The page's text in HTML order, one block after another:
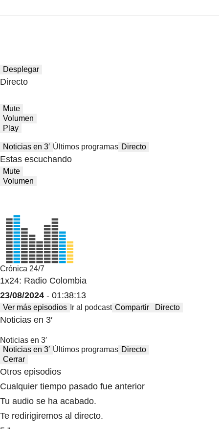
Desplegar
Directo
Mute
Volumen
Play
Noticias en 3′ Últimos programas Directo
Estas escuchando
Mute
Volumen
Crónica 24/7
1x24: Radio Colombia
23/08/2024 - 01:38:13
Ver más episodios Ir al podcast Compartir Directo
Noticias en 3′
Noticias en 3′
Noticias en 3′ Últimos programas Directo
Cerrar
Otros episodios
Cualquier tiempo pasado fue anterior
Tu audio se ha acabado.
Te redirigiremos al directo.